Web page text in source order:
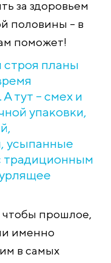
за здоровьем
половины – в
поможет!
планы
тут – смех и
упаковки,
усыпанные
традиционным
чтобы прошлое,
именно
в самых